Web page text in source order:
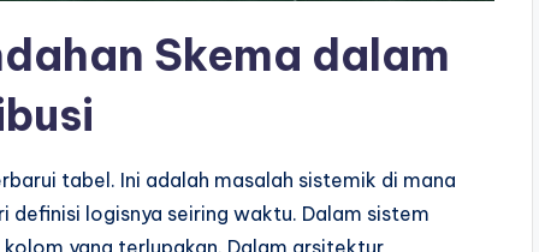
Skema dalam
tabel. Ini adalah masalah sistemik di mana
logisnya seiring waktu. Dalam sistem
yang terlupakan. Dalam arsitektur